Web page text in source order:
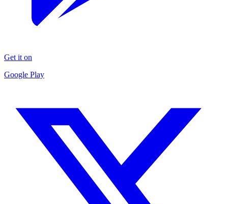
Get it on
Google Play